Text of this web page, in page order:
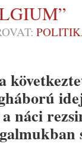
náci